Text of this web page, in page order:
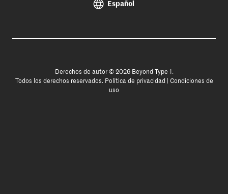
Español
Derechos de autor © 2026 Beyond Type 1.
Todos los derechos reservados. Política de privacidad
Condiciones de
uso